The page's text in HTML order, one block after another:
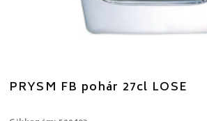
PRYSM FB pohár 27cl LOSE